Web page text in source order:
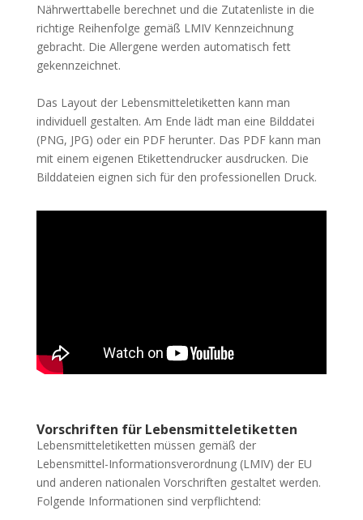
Nährwerttabelle berechnet und die Zutatenliste in die
richtige Reihenfolge gemäß LMIV Kennzeichnung
gebracht. Die Allergene werden automatisch fett
gekennzeichnet.
Das Layout der Lebensmitteletiketten kann man
individuell gestalten. Am Ende lädt man eine Bilddatei
(PNG, JPG) oder ein PDF herunter. Das PDF kann man
mit einem eigenen Etikettendrucker ausdrucken. Die
Bilddateien eignen sich für den professionellen Druck.
Vorschriften für Lebensmitteletiketten
Lebensmitteletiketten müssen gemäß der
Lebensmittel-Informationsverordnung (LMIV) der EU
und anderen nationalen Vorschriften gestaltet werden.
Folgende Informationen sind verpflichtend: